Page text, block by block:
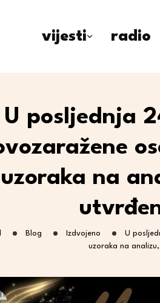
vijesti radio
U posljednja
uzoraka na
Blog Izdvojeno
U
uzoraka na